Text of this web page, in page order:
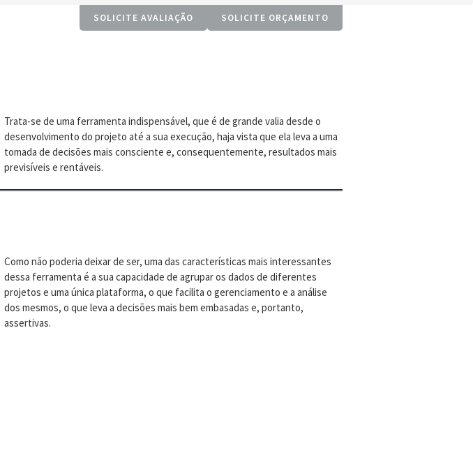
SOLICITE AVALIAÇÃO SOLICITE ORÇAMENTO
Trata-se de uma ferramenta indispensável, que é de grande valia desde o
desenvolvimento do projeto até a sua execução, haja vista que ela leva a uma
tomada de decisões mais consciente e, consequentemente, resultados mais
previsíveis e rentáveis.
Como não poderia deixar de ser, uma das características mais interessantes
dessa ferramenta é a sua capacidade de agrupar os dados de diferentes
projetos e uma única plataforma, o que facilita o gerenciamento e a análise
dos mesmos, o que leva a decisões mais bem embasadas e, portanto,
assertivas.